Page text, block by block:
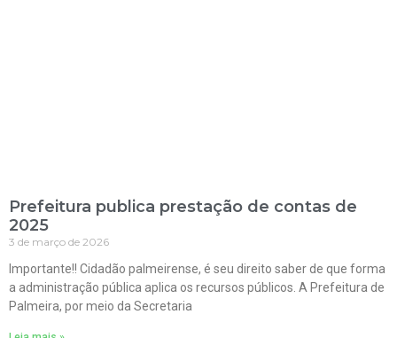
Prefeitura publica prestação de contas de
2025
3 de março de 2026
Importante!! Cidadão palmeirense, é seu direito saber de que forma
a administração pública aplica os recursos públicos. A Prefeitura de
Palmeira, por meio da Secretaria